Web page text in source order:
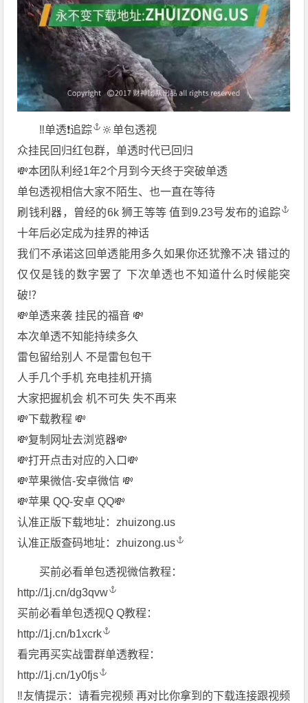
‼️单透❗️追踪
🔆单包透视
众挂民回归红包群，单透时代已回归
💸本团队利经1年2个月到今天终于突破单透
单包透视相信大家不陌生、也一直在等待
刷钱利器，曾经的6k 狮王等等 值到9.23号发布的追踪
十年后必定成为挂界的神话
我们不承诺这回单透能用多久如果你还犹豫不决 错过的
仅仅是钱的数字罢了 下次单透也不知道什么时候能突
破⁉️
💸单透来袭 挂民的福音 💸
本次单透不知能持续多久
雷包留给别人 不是雷包包干
人手几个手机 充电挂机开搞
大家把握机会 机不可失 失不再来
💸下载教程 💸
💸复制网址去浏览器💸
💸打开点击对应的入口💸
💸苹果微信-安卓微信 💸
💸苹果 QQ-安卓 QQ💸
️认准正版下载地址：zhuizong.us
️认准正版查码地址： zhuizong.us
买前必看单包透视微信教程：
http://1j.cn/dg3qvw
买前必看单包透视Q Q教程：
http://1j.cn/b1xcrk
看完再买实战雷群单透教程：
http://1j.cn/1y0fjs
‼️友情提示：请看完视频 再对比你拿到的下载连接跟视频